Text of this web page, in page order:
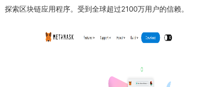
探索区块链应用程序。受到全球超过2100万用户的信赖。